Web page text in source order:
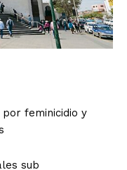
feminicidio y
sub